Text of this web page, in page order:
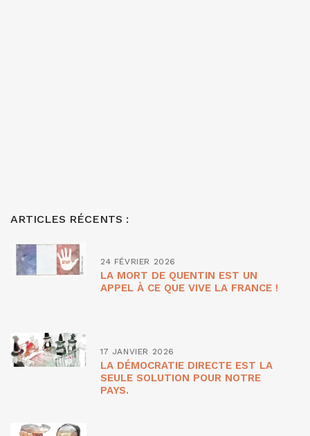
ARTICLES RÉCENTS :
24 FÉVRIER 2026
LA MORT DE QUENTIN EST UN
APPEL À CE QUE VIVE LA FRANCE !
17 JANVIER 2026
LA DÉMOCRATIE DIRECTE EST LA
SEULE SOLUTION POUR NOTRE
PAYS.